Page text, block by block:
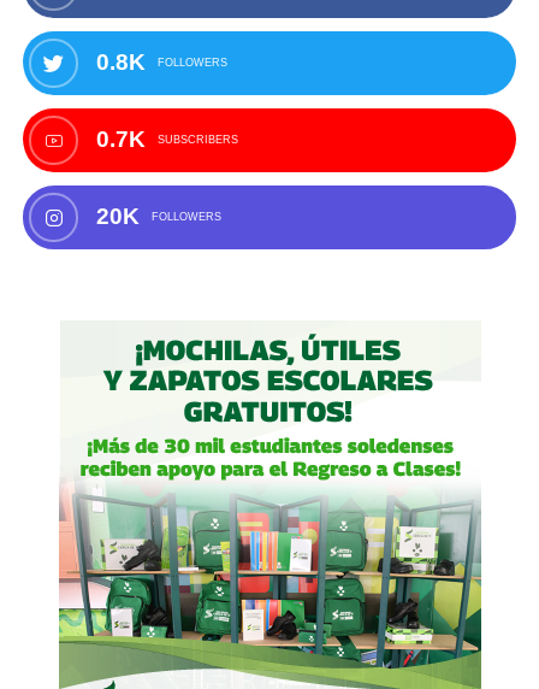
0.8K FOLLOWERS
0.7K SUBSCRIBERS
20K FOLLOWERS